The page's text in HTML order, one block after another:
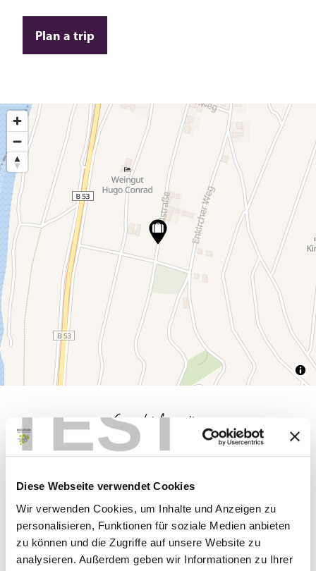
TEST
Diese Webseite verwendet Cookies
Wir verwenden Cookies, um Inhalte und Anzeigen zu
personalisieren, Funktionen für soziale Medien anbieten
zu können und die Zugriffe auf unsere Website zu
analysieren. Außerdem geben wir Informationen zu Ihrer
Plan a trip
General information
Marketinggroups
Room/apartment features